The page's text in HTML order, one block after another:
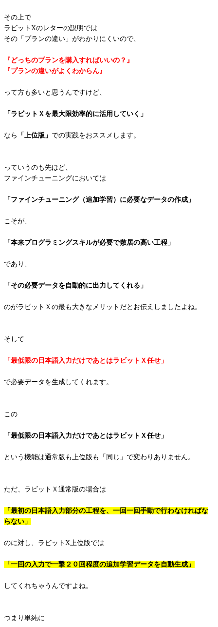
その上で
ラビットXのレターの説明では
その「プランの違い」がわかりにくいので、
『どっちのプランを購入すればいいの？』
『プランの違いがよくわからん』
って方も多いと思うんですけど、
「ラビットＸを最大限効率的に活用していく」
なら 「上位版」 での実践をおススメします。
っていうのも先ほど、
ファインチューニングにおいては
「ファインチューニング（追加学習）に必要なデータの作成」
こそが、
「本来プログラミングスキルが必要で敷居の高い工程」
であり、
「その必要データを自動的に出力してくれる」
のがラビットＸの最も大きなメリットだとお伝えしましたよね。
そして
「最低限の日本語入力だけであとはラビットＸ任せ」
で必要データを生成してくれます。
この
「最低限の日本語入力だけであとはラビットＸ任せ」
という機能は通常版も上位版も「同じ」で変わりありません。
ただ、ラビットＸ通常版の場合は
「最初の日本語入力部分の工程を、一回一回手動で行わなければな
らない」
のに対し、ラビットX上位版では
「一回の入力で一撃２０回程度の追加学習データを自動生成」
してくれちゃうんですよね。
つまり単純に